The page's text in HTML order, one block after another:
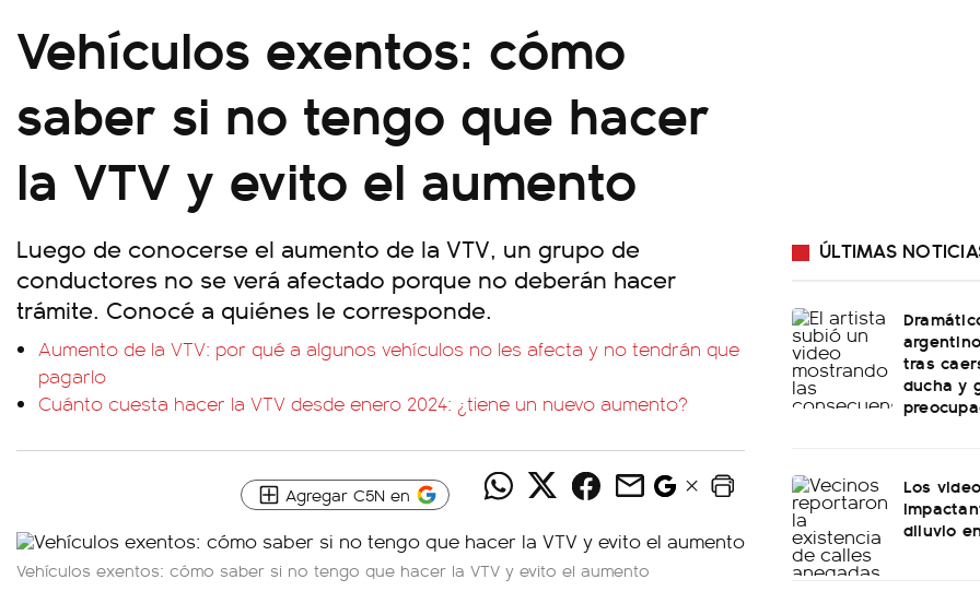
Vehículos exentos: cómo
saber si no tengo que hacer
la VTV y evito el aumento
Luego de conocerse el aumento de la VTV, un grupo de
conductores no se verá afectado porque no deberán hacer
trámite. Conocé a quiénes le corresponde.
Aumento de la VTV: por qué a algunos vehículos no les afecta y no tendrán que
pagarlo
Cuánto cuesta hacer la VTV desde enero 2024: ¿tiene un nuevo aumento?
Agregar C5N en
Vehículos exentos: cómo saber si no tengo que hacer la VTV y evito el aumento
ÚLTIMAS
tras
ducha y
Los
diluvio